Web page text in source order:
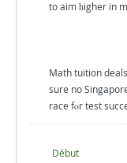
to aim һigher in
Math tuition
sure no
race fⲟr test
Début